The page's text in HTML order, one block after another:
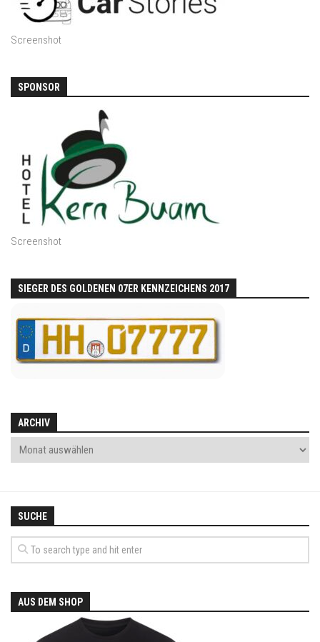
Screenshot
SPONSOR
Screenshot
SIEGER DES GOLDENEN 07ER KENNZEICHENS 2017
ARCHIV
SUCHE
AUS DEM SHOP